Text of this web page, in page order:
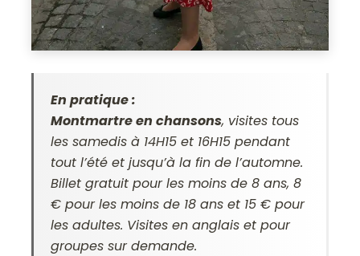
En pratique :
Montmartre en chansons, visites tous
les samedis à 14H15 et 16H15 pendant
tout l’été et jusqu’à la fin de l’automne.
Billet gratuit pour les moins de 8 ans, 8
€ pour les moins de 18 ans et 15 € pour
les adultes. Visites en anglais et pour
groupes sur demande.